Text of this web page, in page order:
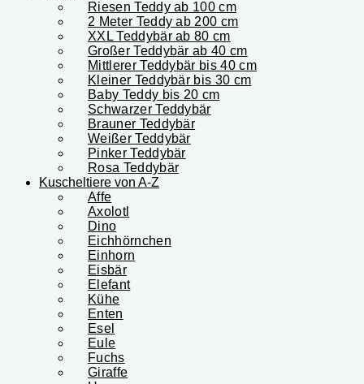
Riesen Teddy ab 100 cm
2 Meter Teddy ab 200 cm
XXL Teddybär ab 80 cm
Großer Teddybär ab 40 cm
Mittlerer Teddybär bis 40 cm
Kleiner Teddybär bis 30 cm
Baby Teddy bis 20 cm
Schwarzer Teddybär
Brauner Teddybär
Weißer Teddybär
Pinker Teddybär
Rosa Teddybär
Kuscheltiere von A-Z
Affe
Axolotl
Dino
Eichhörnchen
Einhorn
Eisbär
Elefant
Kühe
Enten
Esel
Eule
Fuchs
Giraffe